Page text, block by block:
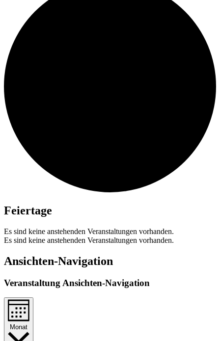
Feiertage
Es sind keine anstehenden Veranstaltungen vorhanden.
Es sind keine anstehenden Veranstaltungen vorhanden.
Ansichten-Navigation
Veranstaltung Ansichten-Navigation
Monat